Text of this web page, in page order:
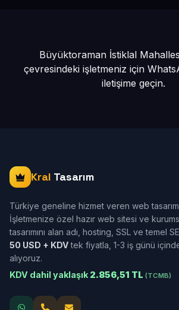
Büyüktoraman İstiklal
çevresindeki işletmeniz için
iletişime geçin.
Kral Tasarım
Türkiye geneline hizmet veren web tasarım
İşletmenize özel hazır web sitesi ve
tasarımını alan adı, hosting, SSL ve temel
50 USD + KDVtek fiyatla, 1-3 iş günü
alıyoruz.
KDV dahil yaklaşık 2.856,51 TL (TCMB)